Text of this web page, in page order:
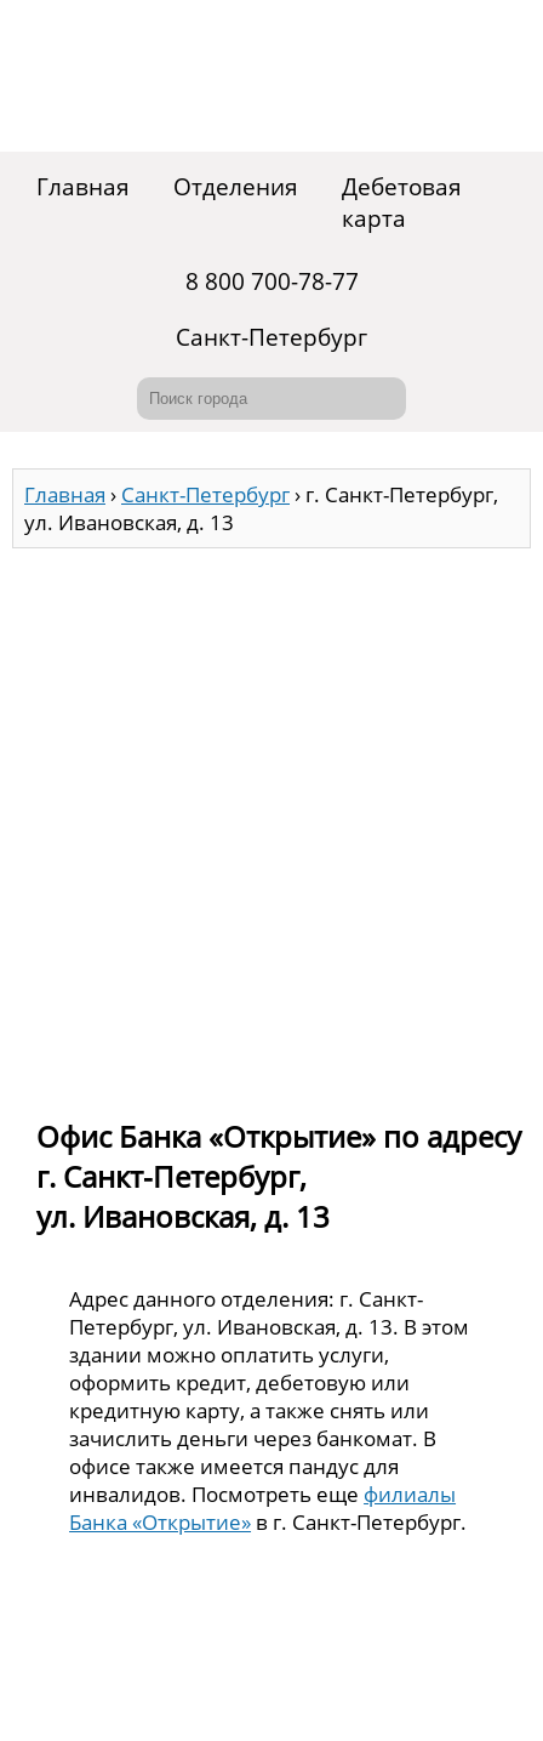
Главная Отделения
Дебетовая
карта
8 800 700-78-77
Санкт-Петербург
Главная › Санкт-Петербург› г. Санкт-Петербург,
ул. Ивановская, д. 13
Офис Банка «Открытие» по адресу
г. Санкт-Петербург,
ул. Ивановская, д. 13
Адрес данного отделения: г. Санкт-
Петербург, ул. Ивановская, д. 13. В этом
здании можно оплатить услуги,
оформить кредит, дебетовую или
кредитную карту, а также снять или
зачислить деньги через банкомат. В
офисе также имеется пандус для
инвалидов. Посмотреть еще филиалы
Банка «Открытие» в г. Санкт-Петербург.